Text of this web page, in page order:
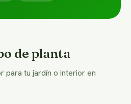
de planta
para tu jardín o interior en